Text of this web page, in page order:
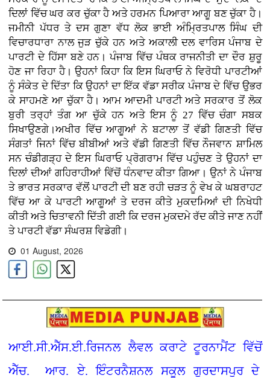
ਦਿਲਾਂ ਵਿੱਚ ਘਰ ਕਰ ਚੁੱਕਾ ਹੈ ਅਤੇ ਹਰਮਨ ਪਿਆਰਾ ਆਗੂ ਬਣ ਚੁੱਕਾ ਹੈ।
ਜਮੀਨੀ ਪੱਧਰ ਤੇ ਦਸ ਗੁਣਾ ਵੱਧ ਲੋਕ ਭਾਈ ਅੰਮ੍ਰਿਤਪਾਲ ਸਿੰਘ ਦੀ
ਵਿਚਾਰਧਾਰਾ ਨਾਲ ਜੁੜ ਚੁੱਕੇ ਹਨ ਅਤੇ ਅਕਾਲੀ ਦਲ ਵਾਰਿਸ ਪੰਜਾਬ ਦੇ
ਪਾਰਟੀ ਦੇ ਹਿੱਸਾ ਬਣੇ ਹਨ। ਪੰਜਾਬ ਵਿੱਚ ਪੰਥਕ ਰਾਜਨੀਤੀ ਦਾ ਦੌਰ ਸ਼ੁਰੂ
ਹੋਣ ਜਾ ਰਿਹਾ ਹੈ। ਉਹਨਾਂ ਕਿਹਾ ਕਿ ਇਸ ਘਿਰਾਓ ਨੇ ਵਿਰੋਧੀ ਪਾਰਟੀਆਂ
ਨੂੰ ਸੰਕੇਤ ਦੇ ਦਿੱਤਾ ਕਿ ਉਹਨਾਂ ਦਾ ਇੱਕ ਵੱਡਾ ਸਰੀਕ ਪੰਜਾਬ ਦੇ ਵਿੱਚ ਉਭਰ
ਕੇ ਸਾਹਮਣੇ ਆ ਚੁੱਕਾ ਹੈ। ਆਮ ਆਦਮੀ ਪਾਰਟੀ ਅਤੇ ਸਰਕਾਰ ਤੋਂ ਲੋਕ
ਬੁਰੀ ਤਰ੍ਹਾਂ ਤੰਗ ਆ ਚੁੱਕੇ ਹਨ ਅਤੇ ਇਸ ਨੂੰ 27 ਵਿੱਚ ਚੰਗਾ ਸਬਕ
ਸਿਖਾਉਣਗੇ।ਅਖੀਰ ਵਿੱਚ ਆਗੂਆਂ ਨੇ ਬਟਾਲਾ ਤੋਂ ਵੱਡੀ ਗਿਣਤੀ ਵਿੱਚ
ਸੰਗਤਾਂ ਜਿਨਾਂ ਵਿੱਚ ਬੀਬੀਆਂ ਅਤੇ ਵੱਡੀ ਗਿਣਤੀ ਵਿੱਚ ਨੌਜਵਾਨ ਸ਼ਾਮਿਲ
ਸਨ ਚੰਡੀਗੜ੍ਹ ਦੇ ਇਸ ਘਿਰਾਓ ਪ੍ਰੋਗਰਾਮ ਵਿੱਚ ਪਹੁੰਚਣ ਤੇ ਉਹਨਾਂ ਦਾ
ਦਿਲਾਂ ਦੀਆਂ ਗਹਿਰਾਹੀਆਂ ਵਿੱਚੋਂ ਧੰਨਵਾਦ ਕੀਤਾ ਗਿਆ। ਉਨਾਂ ਨੇ ਪੰਜਾਬ
ਤੇ ਭਾਰਤ ਸਰਕਾਰ ਵੱਲੋਂ ਪਾਰਟੀ ਦੀ ਬਣ ਰਹੀ ਚੜਤ ਨੂੰ ਵੇਖ ਕੇ ਘਬਰਾਹਟ
ਵਿੱਚ ਆ ਕੇ ਪਾਰਟੀ ਆਗੂਆਂ ਤੇ ਦਰਜ ਕੀਤੇ ਮੁਕਦਮਿਆਂ ਦੀ ਨਿਖੇਧੀ
ਕੀਤੀ ਅਤੇ ਚਿਤਾਵਨੀ ਦਿੱਤੀ ਗਈ ਕਿ ਦਰਜ ਮੁਕਦਮੇ ਰੱਦ ਕੀਤੇ ਜਾਣ ਨਹੀਂ
ਤੇ ਪਾਰਟੀ ਵੱਡਾ ਸੰਘਰਸ਼ ਵਿਡੇਗੀ।
01 August, 2026
ਆਈ.ਸੀ.ਐੱਸ.ਈ.ਰਿਜਨਲ ਲੈਵਲ ਕਰਾਟੇ ਟੂਰਨਾਮੈਂਟ ਵਿੱਚੋਂ
ਐੱਚ. ਆਰ. ਏ. ਇੰਟਰਨੈਸ਼ਨਲ ਸਕੂਲ ਗੁਰਦਾਸਪੁਰ ਦੇ